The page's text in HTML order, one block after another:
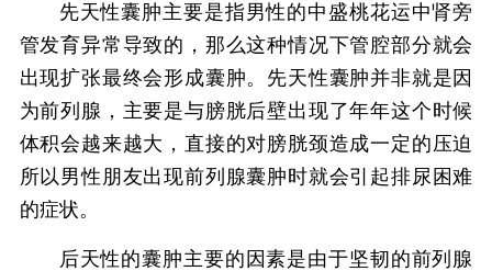
先天性囊肿主要是指男性的中盛桃花运中肾旁
管发育异常导致的，那么这种情况下管腔部分就会
出现扩张最终会形成囊肿。先天性囊肿并非就是因
为前列腺，主要是与膀胱后壁出现了年年这个时候
体积会越来越大，直接的对膀胱颈造成一定的压迫
所以男性朋友出现前列腺囊肿时就会引起排尿困难
的症状。
后天性的囊肿主要的因素是由于坚韧的前列腺